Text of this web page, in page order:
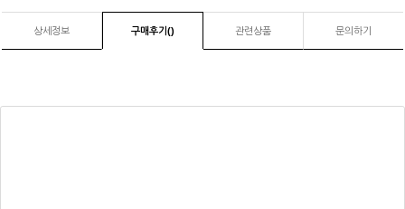
상세정보 구매후기() 관련상품 문의하기